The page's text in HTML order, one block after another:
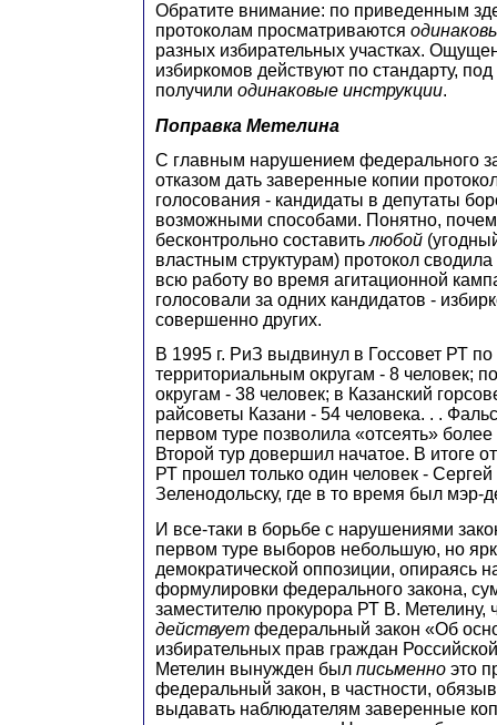
Обратите внимание: по приведенным
протоколам просматриваются
разных избирательных участках.
избиркомов действуют по стандарту, под
получили одинаковые инструкции.
Поправка Метелина
С главным нарушением федерального
отказом дать заверенные копии
голосования - кандидаты в депутаты
возможными способами. Понятно,
бесконтрольно составить любой
властным структурам) протокол
всю работу во время агитационной
голосовали за одних кандидатов -
совершенно других.
В 1995 г. РиЗ выдвинул в Госсовет РТ
территориальным округам - 8 человек;
округам - 38 человек; в Казанский
райсоветы Казани - 54 человека. . .
первом туре позволила «отсеять»
Второй тур довершил начатое. В итоге
РТ прошел только один человек -
Зеленодольску, где в то время был мэр-
И все-таки в борьбе с нарушениями
первом туре выборов небольшую, но
демократической оппозиции, опираясь
формулировки федерального закона,
заместителю прокурора РТ В. Метелину,
действует федеральный закон «Об
избирательных прав граждан
Метелин вынужден был письменно это
федеральный закон, в частности,
выдавать наблюдателям заверенные